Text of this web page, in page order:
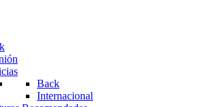
Back
Internacional